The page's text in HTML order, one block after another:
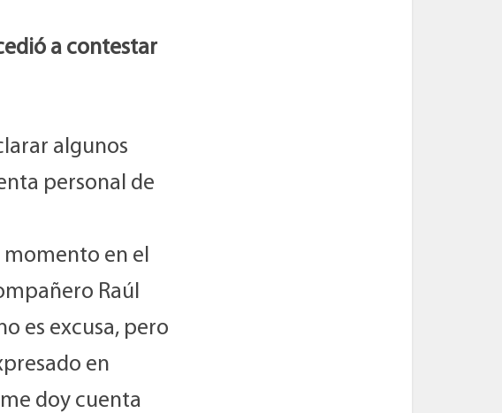
a contestar
algunos
personal de
en el
Raúl
es excusa, pero
en
doy cuenta